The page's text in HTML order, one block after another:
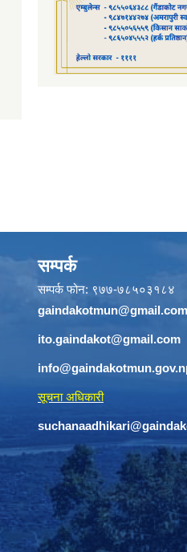
सम्पर्क
सम्पर्क फोन: ९७७-७८५०३१८४
gaindakotmun@gmail.com
ito.gaindakot@gmail.com
सूचना अधिकारी